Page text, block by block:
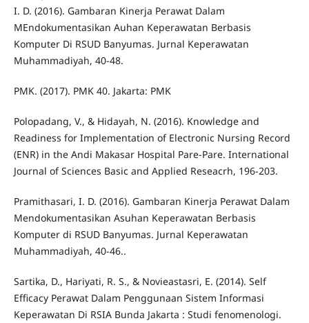
I. D. (2016). Gambaran Kinerja Perawat Dalam
MEndokumentasikan Auhan Keperawatan Berbasis
Komputer Di RSUD Banyumas. Jurnal Keperawatan
Muhammadiyah, 40-48.
PMK. (2017). PMK 40. Jakarta: PMK
Polopadang, V., & Hidayah, N. (2016). Knowledge and
Readiness for Implementation of Electronic Nursing Record
(ENR) in the Andi Makasar Hospital Pare-Pare. International
Journal of Sciences Basic and Applied Reseacrh, 196-203.
Pramithasari, I. D. (2016). Gambaran Kinerja Perawat Dalam
Mendokumentasikan Asuhan Keperawatan Berbasis
Komputer di RSUD Banyumas. Jurnal Keperawatan
Muhammadiyah, 40-46..
Sartika, D., Hariyati, R. S., & Novieastasri, E. (2014). Self
Efficacy Perawat Dalam Penggunaan Sistem Informasi
Keperawatan Di RSIA Bunda Jakarta : Studi fenomenologi.